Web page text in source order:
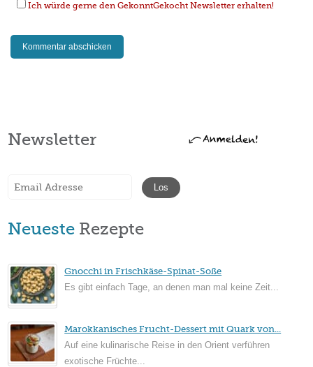
Ich würde gerne den GekonntGekocht Newsletter erhalten!
Newsletter
Neueste Rezepte
Gnocchi in Frischkäse-Spinat-Soße
Es gibt einfach Tage, an denen man mal keine Zeit...
Marokkanisches Frucht-Dessert mit Quark von...
Auf eine kulinarische Reise in den Orient verführen
exotische Früchte...